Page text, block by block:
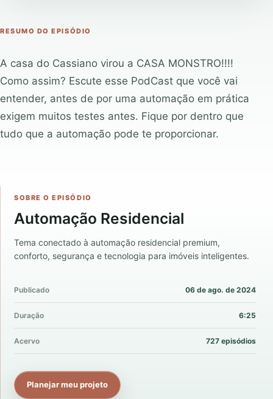
RESUMO DO EPISÓDIO
A casa do Cassiano virou a CASA MONSTRO!!!!
Como assim? Escute esse PodCast que você vai
entender, antes de por uma automação em prática
exigem muitos testes antes. Fique por dentro que
tudo que a automação pode te proporcionar.
SOBRE O EPISÓDIO
Automação Residencial
Tema conectado à automação residencial premium,
conforto, segurança e tecnologia para imóveis inteligentes.
Publicado 06 de ago. de 2024
Duração 6:25
Acervo 727 episódios
Planejar meu projeto